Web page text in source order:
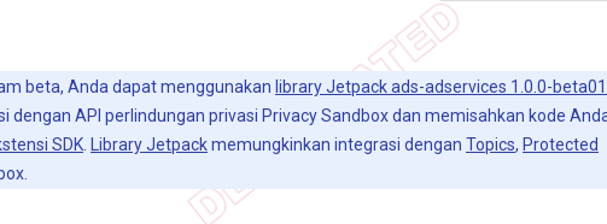
beta, Anda dapat menggunakan library Jetpack ads-adservices 1.0.0-beta01
API perlindungan privasi Privacy Sandbox dan memisahkan kode
SDK. Library Jetpackmemungkinkan integrasi dengan Topics, Protected